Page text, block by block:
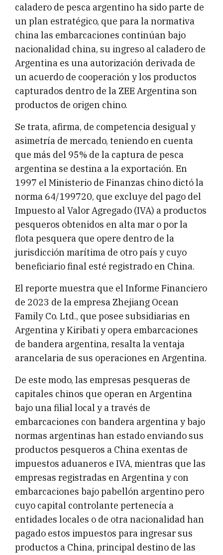
caladero de pesca argentino ha sido parte de
un plan estratégico, que para la normativa
china las embarcaciones continúan bajo
nacionalidad china, su ingreso al caladero de
Argentina es una autorización derivada de
un acuerdo de cooperación y los productos
capturados dentro de la ZEE Argentina son
productos de origen chino.
Se trata, afirma, de competencia desigual y
asimetría de mercado, teniendo en cuenta
que más del 95% de la captura de pesca
argentina se destina a la exportación. En
1997 el Ministerio de Finanzas chino dictó la
norma 64/199720, que excluye del pago del
Impuesto al Valor Agregado (IVA) a productos
pesqueros obtenidos en alta mar o por la
flota pesquera que opere dentro de la
jurisdicción marítima de otro país y cuyo
beneficiario final esté registrado en China.
El reporte muestra que el Informe Financiero
de 2023 de la empresa Zhejiang Ocean
Family Co. Ltd., que posee subsidiarias en
Argentina y Kiribati y opera embarcaciones
de bandera argentina, resalta la ventaja
arancelaria de sus operaciones en Argentina.
De este modo, las empresas pesqueras de
capitales chinos que operan en Argentina
bajo una filial local y a través de
embarcaciones con bandera argentina y bajo
normas argentinas han estado enviando sus
productos pesqueros a China exentas de
impuestos aduaneros e IVA, mientras que las
empresas registradas en Argentina y con
embarcaciones bajo pabellón argentino pero
cuyo capital controlante pertenecía a
entidades locales o de otra nacionalidad han
pagado estos impuestos para ingresar sus
productos a China, principal destino de las